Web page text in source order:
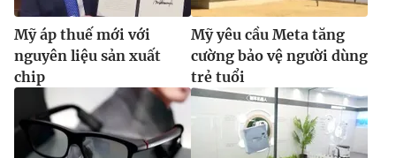
Mỹ áp thuế mới với
nguyên liệu sản xuất
chip
Mỹ yêu cầu Meta tăng
cường bảo vệ người dùng
trẻ tuổi